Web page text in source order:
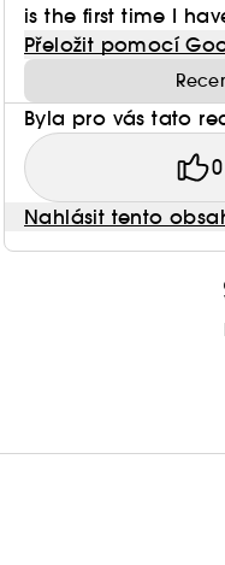
is the first time I
Přeložit pomocí
Byla pro vás tato
0
Nahlásit tento